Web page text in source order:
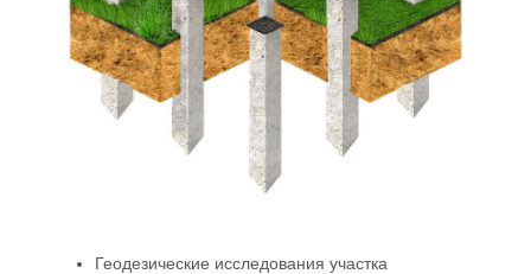
Геодезические исследования участка